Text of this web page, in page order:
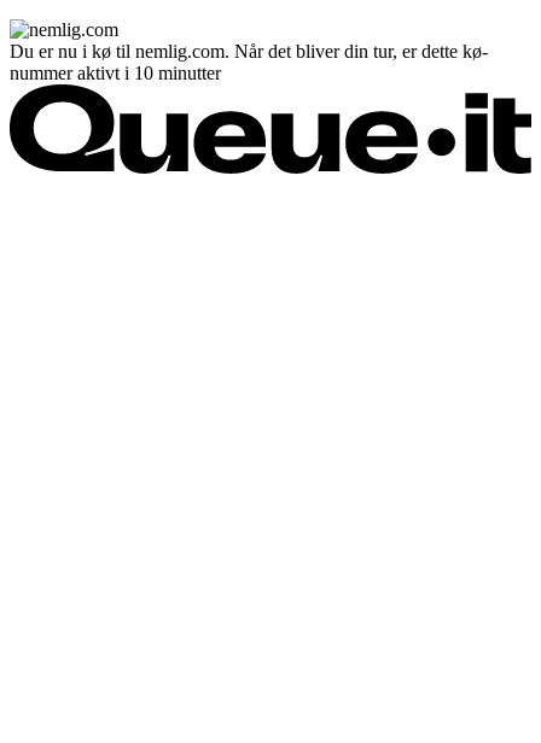
Du er nu i kø til nemlig.com. Når det bliver din tur, er dette kø-
nummer aktivt i 10 minutter